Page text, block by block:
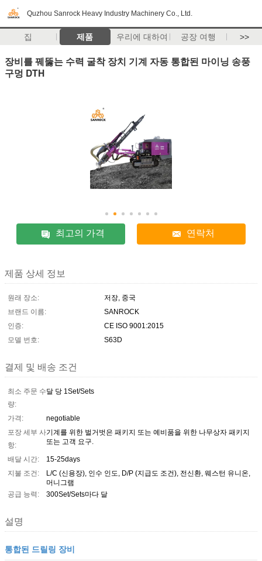
Quzhou Sanrock Heavy Industry Machinery Co., Ltd.
집 제품 우리에 대하여 공장 여행 >>
장비를 꿰뚫는 수력 굴착 장치 기계 자동 통합된 마이닝 송풍
구멍 DTH
최고의 가격 연락처
제품 상세 정보
원래 장소:
저장, 중국
브랜드 이름:
SANROCK
인증:
CE ISO 9001:2015
모델 번호:
S63D
결제 및 배송 조건
최소 주문 수
량:
달 당 1Set/Sets
가격:
negotiable
포장 세부 사
항:
기계를 위한 벌거벗은 패키지 또는 예비품을 위한 나무상자 패키지
또는 고객 요구.
배달 시간:
15-25days
지불 조건:
L/C (신용장), 인수 인도, D/P (지급도 조건), 전신환, 웨스턴 유니온,
머니그램
공급 능력:
300Set/Sets마다 달
설명
통합된 드릴링 장비